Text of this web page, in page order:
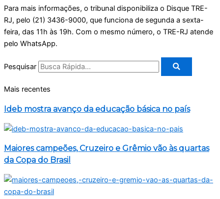
Para mais informações, o tribunal disponibiliza o Disque TRE-
RJ, pelo (21) 3436-9000, que funciona de segunda a sexta-
feira, das 11h às 19h. Com o mesmo número, o TRE-RJ atende
pelo WhatsApp.
Pesquisar
Mais recentes
Ideb mostra avanço da educação básica no país
Maiores campeões, Cruzeiro e Grêmio vão às quartas
da Copa do Brasil